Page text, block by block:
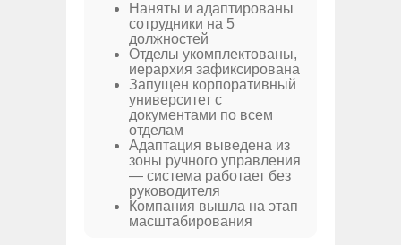
Наняты и адаптированы
сотрудники на 5
должностей
Отделы укомплектованы,
иерархия зафиксирована
Запущен корпоративный
университет с
документами по всем
отделам
Адаптация выведена из
зоны ручного управления
— система работает без
руководителя
Компания вышла на этап
масштабирования